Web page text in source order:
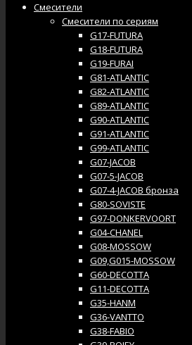
Смесители
Смесители по сериям
G17-FUTURA
G18-FUTURA
G19-FURAI
G81-ATLANTIC
G82-ATLANTIC
G89-ATLANTIC
G90-ATLANTIC
G91-ATLANTIC
G99-ATLANTIC
G07-JACOB
G07-5-JACOB
G07-4-JACOB бронза
G80-SOVISTE
G97-DONKERVOORT
G04-CHANEL
G08-MOSSOW
G09,G015-MOSSOW
G60-DECOTTA
G11-DECOTTA
G35-HANM
G36-VANTTO
G38-FABIO